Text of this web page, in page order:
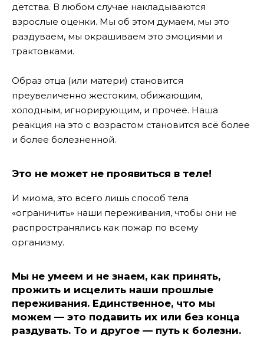
детства. В любом случае накладываются
взрослые оценки. Мы об этом думаем, мы это
раздуваем, мы окрашиваем это эмоциями и
трактовками.
Образ отца (или матери) становится
преувеличенно жестоким, обижающим,
холодным, игнорирующим, и прочее. Наша
реакция на это с возрастом становится всё более
и более болезненной.
Это не может не проявиться в теле!
И миома, это всего лишь способ тела
«ограничить» наши переживания, чтобы они не
распространялись как пожар по всему
организму.
Мы не умеем и не знаем, как принять,
прожить и исцелить наши прошлые
переживания. Единственное, что мы
можем — это подавить их или без конца
раздувать. То и другое — путь к болезни.